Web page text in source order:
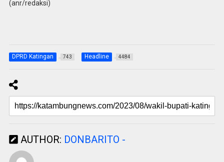
(anr/redaksi)
DPRD Katingan 743 Headline 4484
AUTHOR: DONBARITO -